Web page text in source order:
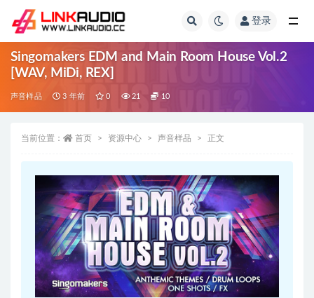
登录
Singomakers EDM and Main Room House Vol.2
[WAV, MiDi, REX]
声音样品 3 年前 0 21 10
当前位置： 首页 资源中心 声音样品 正文